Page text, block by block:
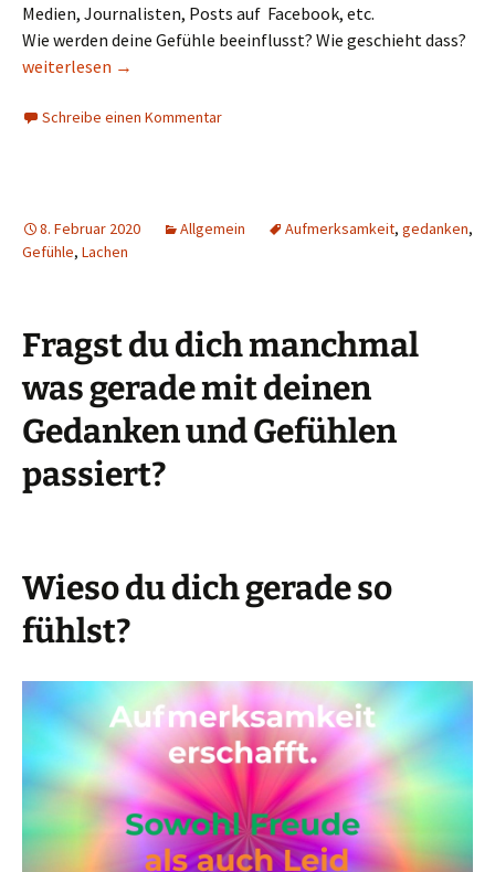
Medien, Journalisten, Posts auf Facebook, etc.
Wie werden deine Gefühle beeinflusst? Wie geschieht dass?
weiterlesen →
Schreibe einen Kommentar
8. Februar 2020 Allgemein Aufmerksamkeit, gedanken,
Gefühle, Lachen
Fragst du dich manchmal
was gerade mit deinen
Gedanken und Gefühlen
passiert?
Wieso du dich gerade so
fühlst?